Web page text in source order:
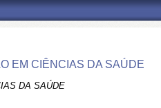
EM CIÊNCIAS DA SAÚDE
DA SAÚDE